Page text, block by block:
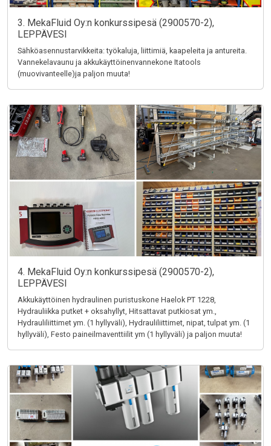
3. MekaFluid Oy:n konkurssipesä (2900570-2),
LEPPÄVESI
Sähköasennustarvikkeita: työkaluja, liittimiä, kaapeleita ja antureita.
Vannekelavaunu ja akkukäyttöinenvannekone Itatools
(muovivanteelle)ja paljon muuta!
4. MekaFluid Oy:n konkurssipesä (2900570-2),
LEPPÄVESI
Akkukäyttöinen hydraulinen puristuskone Haelok PT 1228,
Hydrauliikka putket + oksahyllyt, Hitsattavat putkiosat ym.,
Hydrauliliittimet ym. (1 hyllyväli), Hydrauliliittimet, nipat, tulpat ym. (1
hyllyväli), Festo paineilmaventtiilit ym (1 hyllyväli) ja paljon muuta!